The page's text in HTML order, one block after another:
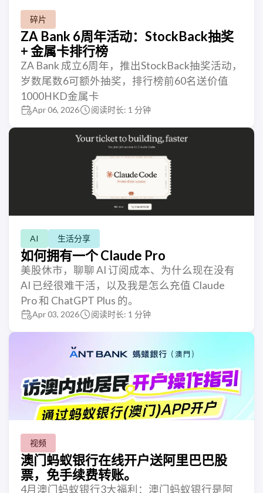
碎片
ZA Bank 6周年活动：StockBack抽奖
+ 金属卡排行榜
ZA Bank 成立6周年，推出StockBack抽奖活动，
岁数尾数6可额外抽奖，排行榜前60名送价值
1000HKD金属卡
Apr 06, 2026 阅读时长: 1 分钟
AI 生活分享
如何拥有一个 Claude Pro
美股休市，聊聊 AI 订阅成本、为什么现在没有
AI 已经很难干活，以及我是怎么充值 Claude
Pro 和 ChatGPT Plus 的。
Apr 03, 2026 阅读时长: 1 分钟
视频
澳门蚂蚁银行在线开户送阿里巴巴股
票，免手续费转账。
4月澳门蚂蚁银行3大福利：澳门蚂蚁银行是阿